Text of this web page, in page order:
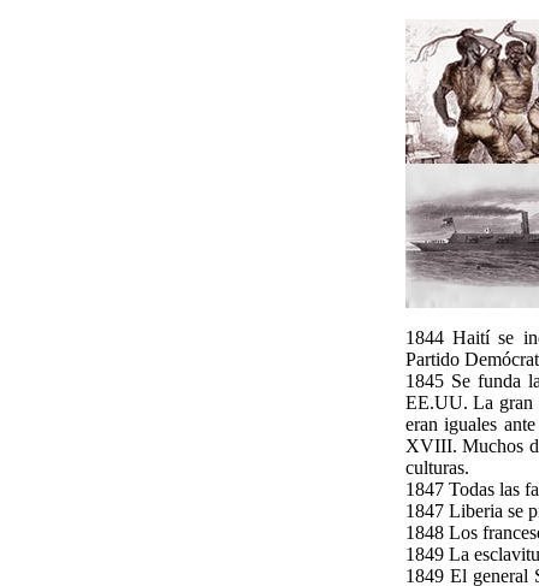
1844 Haití se
Partido
1845 Se funda
EE.UU. La gran
eran iguales
XVIII. Muchos
culturas.
1847 Todas las
1847 Liberia se
1848 Los
1849 La
1849 El general